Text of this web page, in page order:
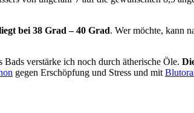
bei 38 Grad – 40 Grad. Wer möchte, kann
verstärke ich noch durch ätherische Öle.
gegen Erschöpfung und Stress und mit